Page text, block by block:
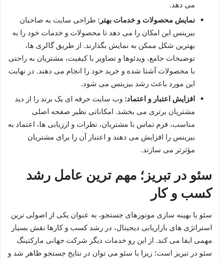
می دهد.
نمایش محصولات و خدمات بهتر : طراحی سایت به صاحبان
بیزینس این امکان را می ‌دهد تا محصولات و خدمات خود را به
بهترین شکل ممکن به نمایش بگذارند. از طریق گالری ‌ها،
توضیحات جامع، ویدئوها و تصاویر با کیفیت، مشتریان به راحتی
با محصولات آشنا شده و خرید خود را انجام می دهند. در نهایت
این مورد باعث رشد بیزینس می شود.
افزایش اعتبار و اعتماد: وب ‌سایت حرفه‌ ای یک برند را از دید
مشتریان برتری می بخشد. امکاناتی نظیر صفحه اصلی
مناسب، فرم تماس با مشتریان، نظرات و ارزیابی ‌ها، اعتماد به
بیزینس را افزایش می ‌دهند و اعتبار آن را برای مشتریان
مؤثرتر می ‌سازند.
سئو در تبریز؛ مهم ترین عامل رشد
کسب و کار
سئو یا بهینه ‌سازی موتورهای جستجو، به عنوان یکی از اصولی ‌ترین
استراتژی‌ های بازاریابی دیجیتال، در رشد کسب و کارها نقش بسیار
مهمی ایفا می ‌کند. از این رو خدمات دیگر شرکت جهانی مارکتینگ
سئو در تبریز است؛ زیرا با سئو می توان در نتایج جستجو ظاهر شد و